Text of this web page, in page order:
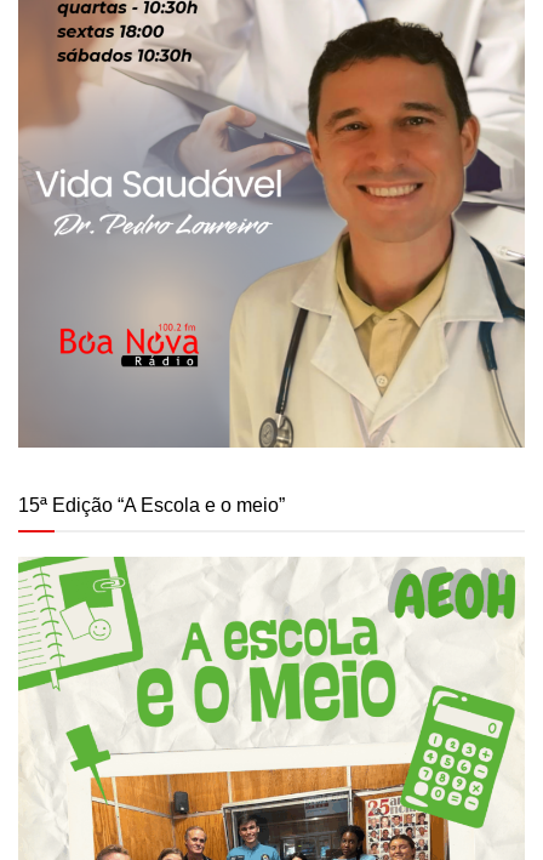
15ª Edição “A Escola e o meio”